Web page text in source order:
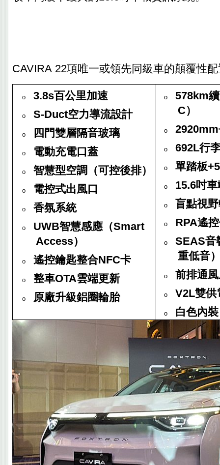
CAVIRA 22項唯一或領先同級車的顛覆性
o 3.8s百公里加速
o S-Duct空力導流設計
o 四門雙層隔音玻璃
o 電動充電口蓋
o 智慧型空調（可控後排）
o 電控式出風口
o 香氛系統
o UWB智慧感應（Smart
Access）
o 遙控鑰匙整合NFC卡
o 整車OTA雲端更新
o 原廠升級鋁圈輪胎
o 578km
C）
o 2920mm
o 692L行
o 單踏板+5
o 15.6吋
o 盲點視
o RPA遙
o SEAS音
重低音
o 前排通
o V2L雙供
o 白色內裝